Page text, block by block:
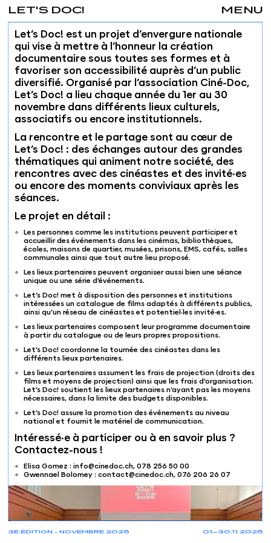
01—30.11.2025
3E ÉDITION - NOVEMBRE 2025
MENU
LET'S DOC!
Let’s Doc! est un projet d’envergure nationale
qui vise à mettre à l’honneur la création
documentaire sous toutes ses formes et à
favoriser son accessibilité auprès d’un public
diversifié. Organisé par l’association Ciné-Doc,
Let’s Doc! a lieu chaque année du 1er au 30
novembre dans différents lieux culturels,
associatifs ou encore institutionnels.
La rencontre et le partage sont au cœur de
Let’s Doc! : des échanges autour des grandes
thématiques qui animent notre société, des
rencontres avec des cinéastes et des invité·es
ou encore des moments conviviaux après les
séances.
Le projet en détail :
Les personnes comme les institutions peuvent participer et
accueillir des événements dans les cinémas, bibliothèques,
écoles, maisons de quartier, musées, prisons, EMS, cafés, salles
communales ainsi que tout autre lieu proposé.
Les lieux partenaires peuvent organiser aussi bien une séance
unique ou une série d’événements.
Let’s Doc! met à disposition des personnes et institutions
intéressées un catalogue de films adaptés à différents publics,
ainsi qu’un réseau de cinéastes et potentiel·les invité·es.
Les lieux partenaires composent leur programme documentaire
à partir ducatalogue ou de leurs propres propositions.
Let’s Doc! coordonne la tournée des cinéastes dans les
différents lieux partenaires.
Les lieux partenaires assument les frais de projection (droits des
films et moyens de projection) ainsi que les frais d’organisation.
Let’s Doc! soutient les lieux partenaires n’ayant pas les moyens
nécessaires, dans la limite des budgets disponibles.
Let’s Doc! assure la promotion des événements au niveau
national et fournit le matériel de communication.
Intéressé·e à participer ou à en savoir plus ?
Contactez-nous !
Elisa Gomez :info@cinedoc.ch,078 256 50 00
Gwennael Bolomey :contact@cinedoc.ch,076 206 26 07